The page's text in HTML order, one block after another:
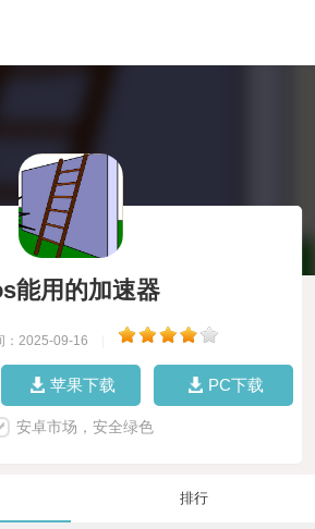
能用的加速器
：2025-09-16
苹果下载 PC下载
安卓市场，安全绿色
排行